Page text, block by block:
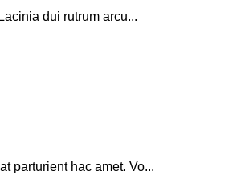
dui rutrum arcu...
parturient hac amet. Vo...